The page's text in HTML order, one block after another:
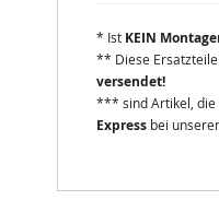
* Ist KEIN
** Diese Ersatzteile
versendet!
*** sind Artikel, die
Express bei